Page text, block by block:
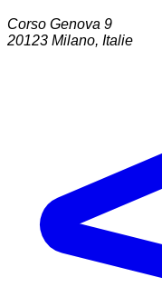
Corso Genova 9
20123 Milano, Italie